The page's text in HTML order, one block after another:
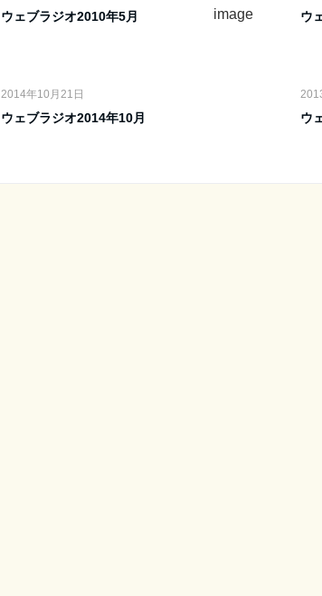
ウェブラジオ2010年5月 ウ
2014年10月21日
ウェブラジオ2014年10月 ウ